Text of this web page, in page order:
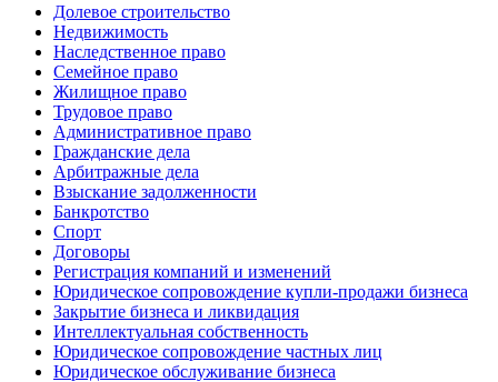
Долевое строительство
Недвижимость
Наследственное право
Семейное право
Жилищное право
Трудовое право
Административное право
Гражданские дела
Арбитражные дела
Взыскание задолженности
Банкротство
Спорт
Договоры
Регистрация компаний и изменений
Юридическое сопровождение купли-продажи бизнеса
Закрытие бизнеса и ликвидация
Интеллектуальная собственность
Юридическое сопровождение частных лиц
Юридическое обслуживание бизнеса